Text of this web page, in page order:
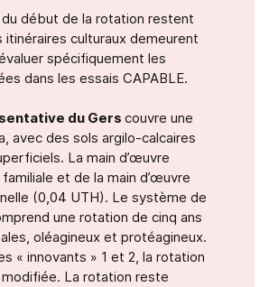
début de la rotation restent
itinéraires culturaux demeurent
spécifiquement les
dans les essais CAPABLE.
du Gers couvre une
avec des sols argilo-calcaires
La main d’œuvre
et de la main d’œuvre
(0,04 UTH). Le système de
une rotation de cinq ans
oléagineux et protéagineux.
« innovants » 1 et 2, la rotation
La rotation reste